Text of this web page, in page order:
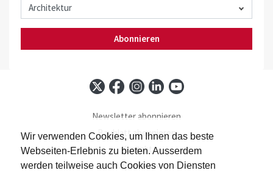
Wir verwenden Cookies, um Ihnen das beste
Webseiten-Erlebnis zu bieten. Ausserdem
werden teilweise auch Cookies von Diensten
Abonnieren
Newsletter abonnieren
Baublatt abonnieren
Kontakt
Impressum